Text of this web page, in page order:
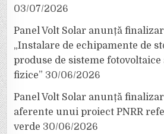
03/07/2026
Panel Volt Solar anunță
„Instalare de echipamente de
produse de sisteme
fizice” 30/06/2026
Panel Volt Solar anunță
aferente unui proiect PNRR
verde 30/06/2026